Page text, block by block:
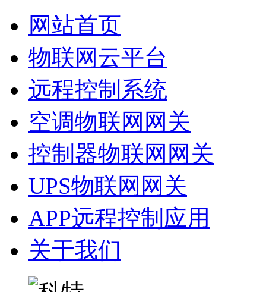
网站首页
物联网云平台
远程控制系统
空调物联网网关
控制器物联网网关
UPS物联网网关
APP远程控制应用
关于我们